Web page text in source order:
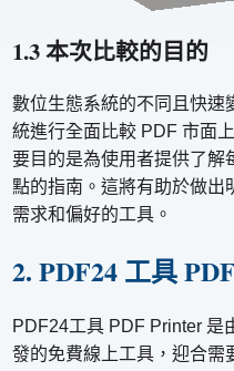
1.3 本次比較的目的
數位生態系統的不同且快速
統進行全面比較 PDF 市面
要目的是為使用者提供了解
點的指南。這將有助於做出
需求和偏好的工具。
2. PDF24 工具
PDF24工具 PDF Printer 是
發的免費線上工具，迎合需